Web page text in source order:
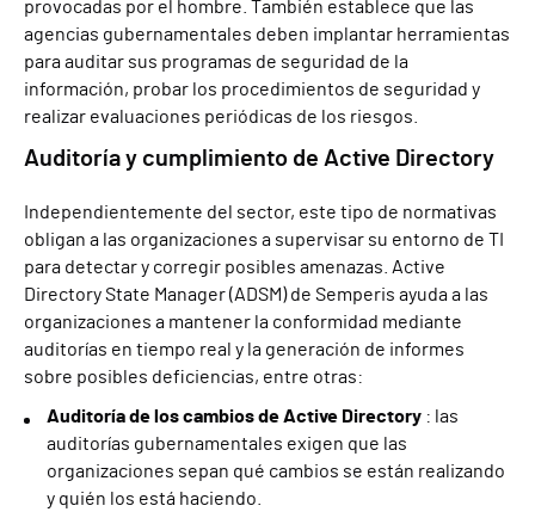
provocadas por el hombre. También establece que las
agencias gubernamentales deben implantar herramientas
para auditar sus programas de seguridad de la
información, probar los procedimientos de seguridad y
realizar evaluaciones periódicas de los riesgos.
Auditoría y cumplimiento de Active Directory
Independientemente del sector, este tipo de normativas
obligan a las organizaciones a supervisar su entorno de TI
para detectar y corregir posibles amenazas. Active
Directory State Manager (ADSM) de Semperis ayuda a las
organizaciones a mantener la conformidad mediante
auditorías en tiempo real y la generación de informes
sobre posibles deficiencias, entre otras:
Auditoría de los cambios de Active Directory : las
auditorías gubernamentales exigen que las
organizaciones sepan qué cambios se están realizando
y quién los está haciendo.